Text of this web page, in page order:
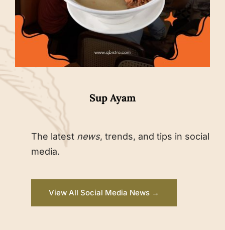
The latest news, trends, and tips in social
media.
View All Social Media News →
Sup Ayam